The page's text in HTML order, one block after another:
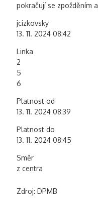
pokračují se zpožděním
jcizkovsky
13. 11. 2024 08:42
Linka
2
5
6
Platnost od
13. 11. 2024 08:39
Platnost do
13. 11. 2024 08:45
Směr
z centra
Zdroj: DPMB